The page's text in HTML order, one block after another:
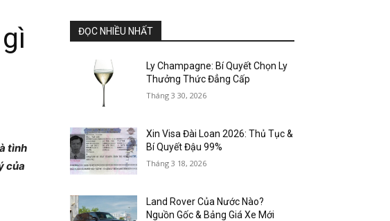
tình
của
ĐỌC NHIỀU NHẤT
Ly Champagne: Bí Quyết Chọn Ly
Thưởng Thức Đẳng Cấp
Tháng 3 30, 2026
Xin Visa Đài Loan 2026: Thủ Tục &
Bí Quyết Đậu 99%
Tháng 3 18, 2026
Land Rover Của Nước Nào?
Nguồn Gốc & Bảng Giá Xe Mới